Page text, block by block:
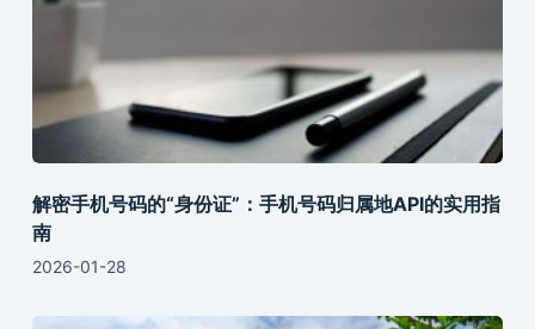
解密手机号码的“身份证”：手机号码归属地API的实用指
南
2026-01-28